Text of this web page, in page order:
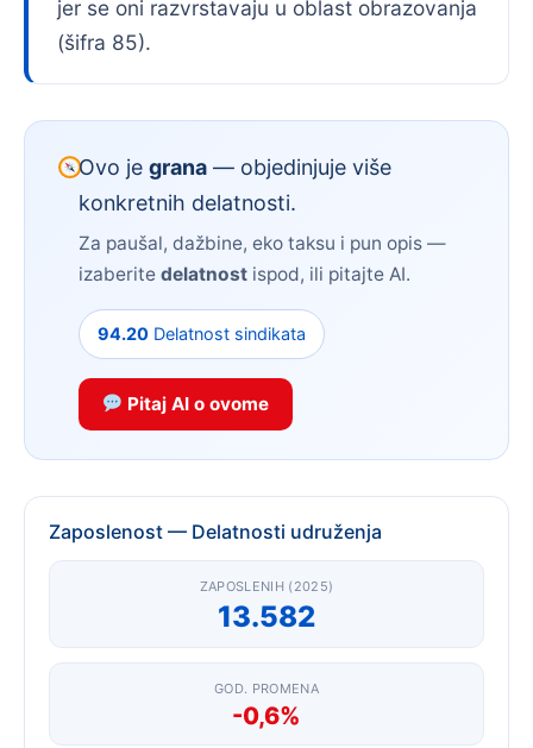
jer se oni razvrstavaju u oblast obrazovanja
(šifra 85).
Ovo je grana— objedinjuje više
konkretnih delatnosti.
Za paušal, dažbine, eko taksu i pun opis —
izaberite delatnostispod, ili pitajte AI.
94.20Delatnost sindikata
Pitaj AI o ovome
Zaposlenost — Delatnosti udruženja
ZAPOSLENIH (2025)
13.582
GOD. PROMENA
-0,6%